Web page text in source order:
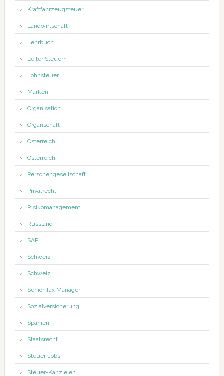
Kraftfahrzeugsteuer
Landwirtschaft
Lehrbuch
Leiter Steuern
Lohnsteuer
Marken
Organisation
Organschaft
Österreich
Österreich
Personengesellschaft
Privatrecht
Risikomanagement
Russland
SAP
Schweiz
Schweiz
Senior Tax Manager
Sozialversicherung
Spanien
Staatsrecht
Steuer-Jobs
Steuer-Kanzleien